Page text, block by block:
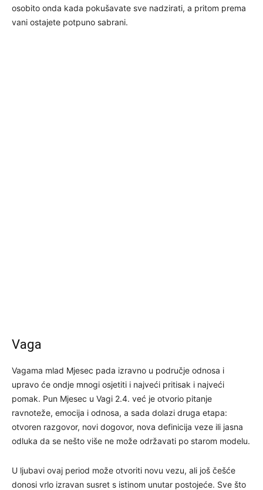
osobito onda kada pokušavate sve nadzirati, a pritom prema
vani ostajete potpuno sabrani.
Vaga
Vagama mlad Mjesec pada izravno u područje odnosa i
upravo će ondje mnogi osjetiti i najveći pritisak i najveći
pomak. Pun Mjesec u Vagi 2.4. već je otvorio pitanje
ravnoteže, emocija i odnosa, a sada dolazi druga etapa:
otvoren razgovor, novi dogovor, nova definicija veze ili jasna
odluka da se nešto više ne može održavati po starom modelu.
U ljubavi ovaj period može otvoriti novu vezu, ali još češće
donosi vrlo izravan susret s istinom unutar postojeće. Sve što